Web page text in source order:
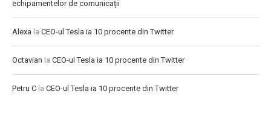
echipamentelor de comunicații
Alexa la CEO-ul Tesla ia 10 procente din Twitter
Octavian la CEO-ul Tesla ia 10 procente din Twitter
Petru C la CEO-ul Tesla ia 10 procente din Twitter